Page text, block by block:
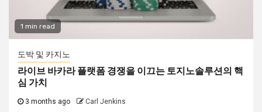
1 min read
도박 및 카지노
라이브 바카라 플랫폼 경쟁을 이끄는 토지노솔루션의 핵
심 가치
3 months ago Carl Jenkins